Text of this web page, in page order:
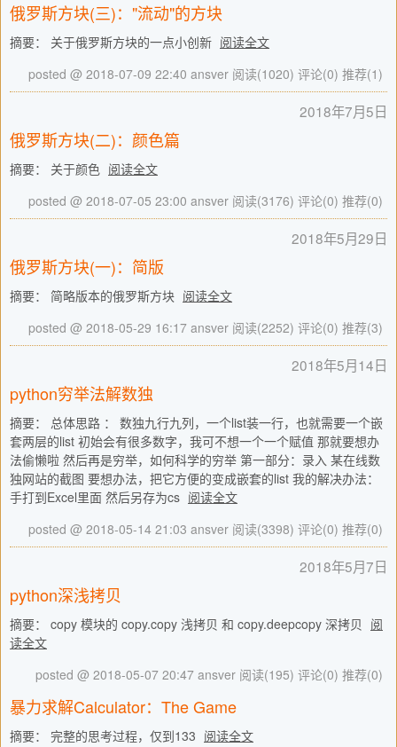
俄罗斯方块(三)："流动"的方块
摘要： 关于俄罗斯方块的一点小创新 阅读全文
posted @ 2018-07-09 22:40 ansver 阅读(1020) 评论(0) 推荐(1)
2018年7月5日
俄罗斯方块(二)：颜色篇
摘要： 关于颜色 阅读全文
posted @ 2018-07-05 23:00 ansver 阅读(3176) 评论(0) 推荐(0)
2018年5月29日
俄罗斯方块(一)：简版
摘要： 简略版本的俄罗斯方块 阅读全文
posted @ 2018-05-29 16:17 ansver 阅读(2252) 评论(0) 推荐(3)
2018年5月14日
python穷举法解数独
摘要： 总体思路 ： 数独九行九列，一个list装一行，也就需要一个嵌
套两层的list 初始会有很多数字，我可不想一个一个赋值 那就要想办
法偷懒啦 然后再是穷举，如何科学的穷举 第一部分：录入 某在线数
独网站的截图 要想办法，把它方便的变成嵌套的list 我的解决办法：
手打到Excel里面 然后另存为cs 阅读全文
posted @ 2018-05-14 21:03 ansver 阅读(3398) 评论(0) 推荐(0)
2018年5月7日
python深浅拷贝
摘要： copy 模块的 copy.copy 浅拷贝 和 copy.deepcopy 深拷贝 阅
读全文
posted @ 2018-05-07 20:47 ansver 阅读(195) 评论(0) 推荐(0)
暴力求解Calculator：The Game
摘要： 完整的思考过程，仅到133 阅读全文